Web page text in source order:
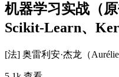
机器学习实战（
Scikit-Learn、
[法] 奥雷利安·杰龙（